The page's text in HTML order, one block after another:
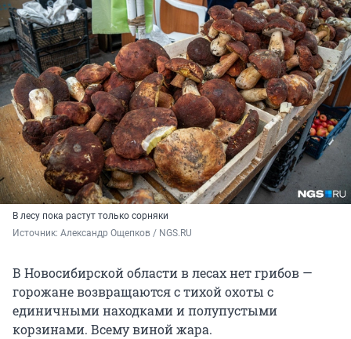
В лесу пока растут только сорняки
Источник: Александр Ощепков / NGS.RU
В Новосибирской области в лесах нет грибов —
горожане возвращаются с тихой охоты с
единичными находками и полупустыми
корзинами. Всему виной жара.